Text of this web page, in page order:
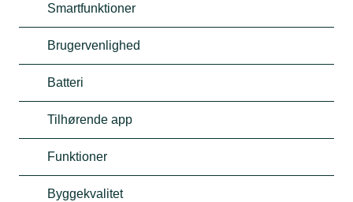
Smartfunktioner
Brugervenlighed
Batteri
Tilhørende app
Funktioner
Byggekvalitet